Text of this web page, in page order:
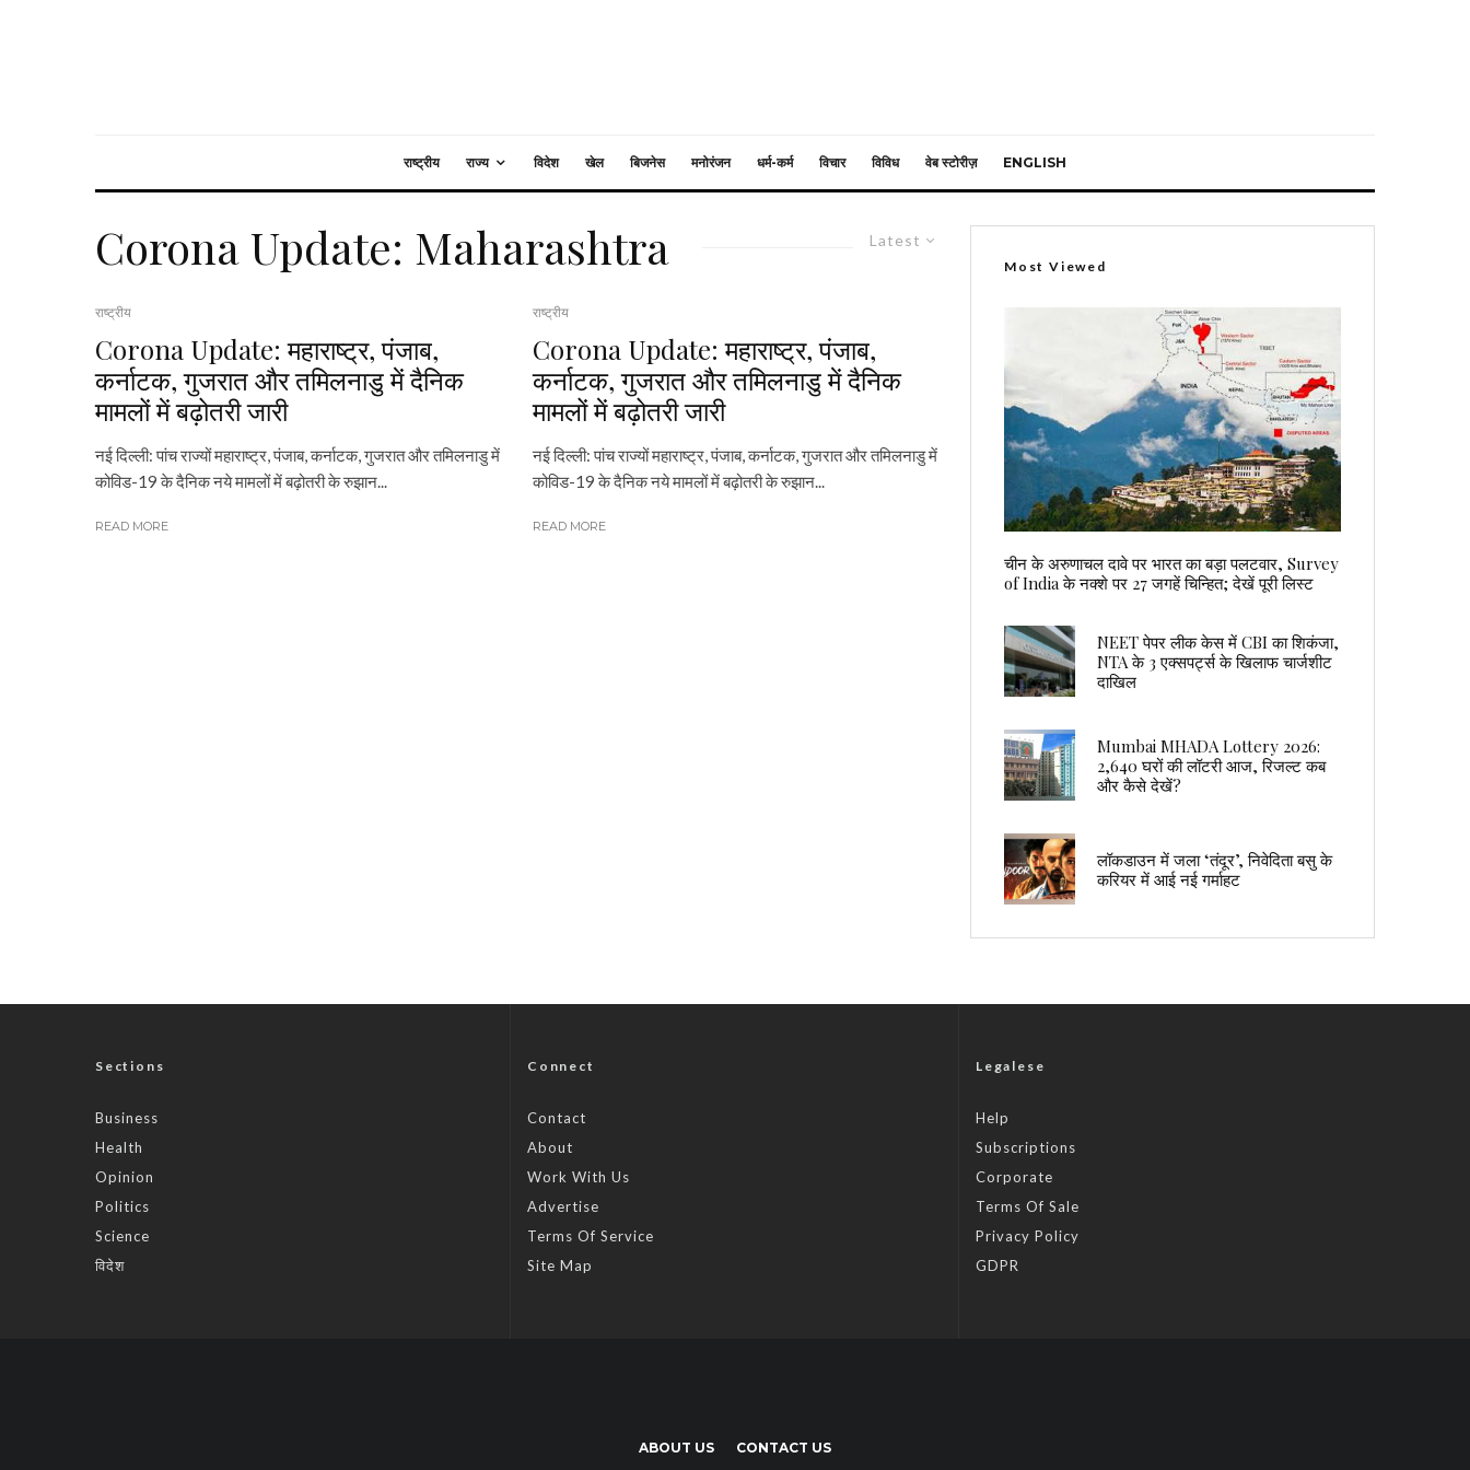
राष्ट्रीय राज्य विदेश खेल बिजनेस मनोरंजन धर्म-कर्म विचार विविध वेब स्टोरीज़ ENGLISH
Latest
Corona Update: Maharashtra
राष्ट्रीय
Corona Update: महाराष्ट्र, पंजाब,
कर्नाटक, गुजरात और तमिलनाडु में दैनिक
मामलों में बढ़ोतरी जारी
नई दिल्ली: पांच राज्‍यों महाराष्‍ट्र, पंजाब, कर्नाटक, गुजरात और तमिलनाडु में
कोविड-19 के दैनिक नये मामलों में बढ़ोतरी के रुझान...
READ MORE
राष्ट्रीय
Corona Update: महाराष्ट्र, पंजाब,
कर्नाटक, गुजरात और तमिलनाडु में दैनिक
मामलों में बढ़ोतरी जारी
नई दिल्ली: पांच राज्‍यों महाराष्‍ट्र, पंजाब, कर्नाटक, गुजरात और तमिलनाडु में
कोविड-19 के दैनिक नये मामलों में बढ़ोतरी के रुझान...
READ MORE
Most Viewed
चीन के अरुणाचल दावे पर भारत का बड़ा पलटवार, Survey
of India के नक्शे पर 27 जगहें चिन्हित; देखें पूरी लिस्ट
NEET पेपर लीक केस में CBI का शिकंजा,
NTA के 3 एक्सपर्ट्स के खिलाफ चार्जशीट
दाखिल
Mumbai MHADA Lottery 2026:
2,640 घरों की लॉटरी आज, रिजल्ट कब
और कैसे देखें?
लॉकडाउन में जला ‘तंदूर’, निवेदिता बसु के
करियर में आई नई गर्माहट
Sections
Business
Health
Opinion
Politics
Science
विदेश
Connect
Contact
About
Work With Us
Advertise
Terms Of Service
Site Map
Legalese
Help
Subscriptions
Corporate
Terms Of Sale
Privacy Policy
GDPR
ABOUT US CONTACT US